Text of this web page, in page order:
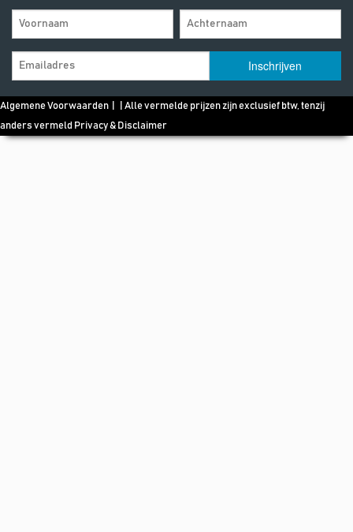
Algemene Voorwaarden | | Alle vermelde prijzen zijn exclusief btw, tenzij
anders vermeld Privacy & Disclaimer